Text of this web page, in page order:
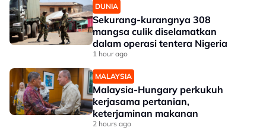
DUNIA
Sekurang-kurangnya 308
mangsa culik diselamatkan
dalam operasi tentera Nigeria
1 hour ago
MALAYSIA
Malaysia-Hungary perkukuh
kerjasama pertanian,
keterjaminan makanan
2 hours ago